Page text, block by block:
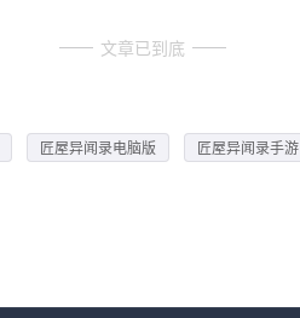
文章已到底
匠屋异闻录电脑版 匠屋异闻录手游